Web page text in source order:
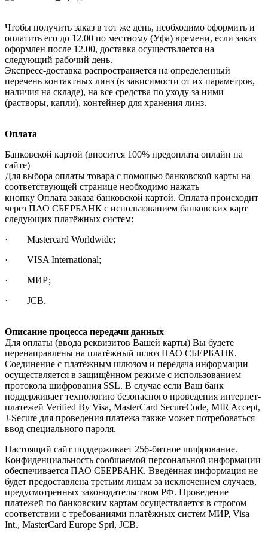
Чтобы получить заказ в тот же день, необходимо оформить и
оплатить его до 12.00 по местному (Уфа) времени, если заказ
оформлен после 12.00, доставка осуществляется на
следующий рабочий день.
Экспресс-доставка распространяется на определенный
перечень контактных линз (в зависимости от их параметров,
наличия на складе), на все средства по уходу за ними
(растворы, капли), контейнер для хранения линз.
Оплата
Банковской картой (вносится 100% предоплата онлайн на
сайте)
Для выбора оплаты товара с помощью банковской карты на
соответствующей странице необходимо нажать
кнопку Оплата заказа банковской картой. Оплата происходит
через ПАО СБЕРБАНК с использованием банковских карт
следующих платёжных систем:
· Mastercard Worldwide;
· VISA International;
· МИР;
· JCB.
Описание процесса передачи данных
Для оплаты (ввода реквизитов Вашей карты) Вы будете
перенаправлены на платёжный шлюз ПАО СБЕРБАНК.
Соединение с платёжным шлюзом и передача информации
осуществляется в защищённом режиме с использованием
протокола шифрования SSL. В случае если Ваш банк
поддерживает технологию безопасного проведения интернет-
платежей Verified By Visa, MasterCard SecureCode, MIR Accept,
J-Secure для проведения платежа также может потребоваться
ввод специального пароля.
Настоящий сайт поддерживает 256-битное шифрование.
Конфиденциальность сообщаемой персональной информации
обеспечивается ПАО СБЕРБАНК. Введённая информация не
будет предоставлена третьим лицам за исключением случаев,
предусмотренных законодательством РФ. Проведение
платежей по банковским картам осуществляется в строгом
соответствии с требованиями платёжных систем МИР, Visa
Int., MasterCard Europe Sprl, JCB.